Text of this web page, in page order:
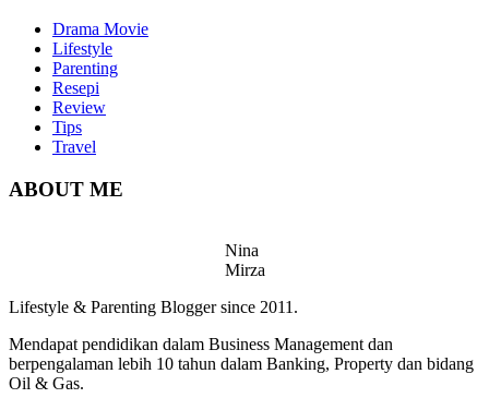
Drama Movie
Lifestyle
Parenting
Resepi
Review
Tips
Travel
ABOUT ME
Nina
Mirza
Lifestyle & Parenting Blogger since 2011.
Mendapat pendidikan dalam Business Management dan
berpengalaman lebih 10 tahun dalam Banking, Property dan bidang
Oil & Gas.